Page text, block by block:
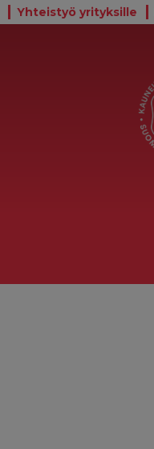
Yhteistyö yrityksille